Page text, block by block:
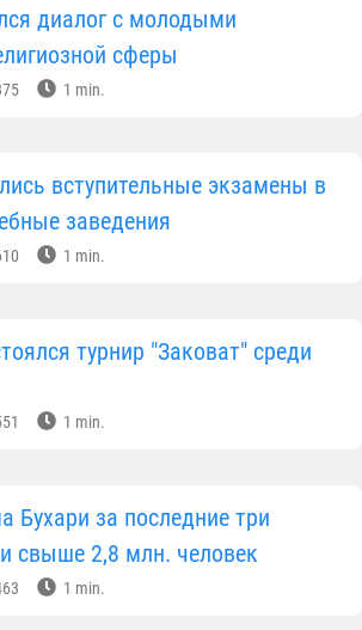
диалог с молодыми
сферы
1 min.
вступительные экзамены в
заведения
1 min.
турнир "Заковат" среди
1 min.
Бухари за последние три
свыше 2,8 млн. человек
1 min.